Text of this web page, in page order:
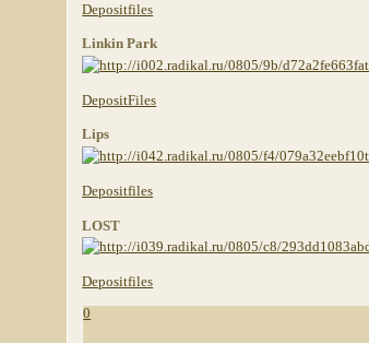
Depositfiles
Linkin Park
DepositFiles
Lips
Depositfiles
LOST
Depositfiles
0